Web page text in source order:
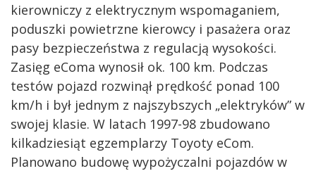
kierowniczy z elektrycznym wspomaganiem,
poduszki powietrzne kierowcy i pasażera oraz
pasy bezpieczeństwa z regulacją wysokości.
Zasięg eComa wynosił ok. 100 km. Podczas
testów pojazd rozwinął prędkość ponad 100
km/h i był jednym z najszybszych „elektryków” w
swojej klasie. W latach 1997-98 zbudowano
kilkadziesiąt egzemplarzy Toyoty eCom.
Planowano budowę wypożyczalni pojazdów w